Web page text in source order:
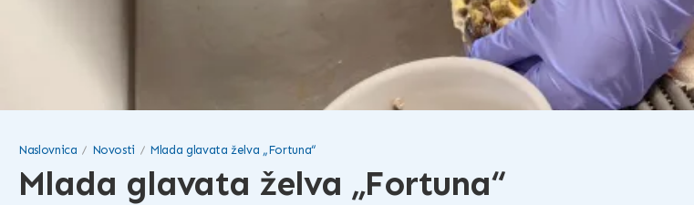
Mlada glavata želva „Fortuna“
Naslovnica Novosti Mlada glavata želva „Fortuna“